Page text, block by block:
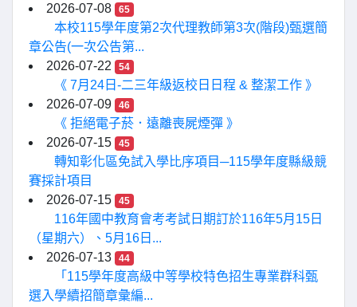
2026-07-08
65
本校115學年度第2次代理教師第3次(階段)甄選簡
章公告(一次公告第...
2026-07-22
54
《 7月24日-二三年級返校日日程 & 整潔工作 》
2026-07-09
46
《 拒絕電子菸．遠離喪屍煙彈 》
2026-07-15
45
轉知彰化區免試入學比序項目─115學年度縣級競
賽採計項目
2026-07-15
45
116年國中教育會考考試日期訂於116年5月15日
（星期六）、5月16日...
2026-07-13
44
「115學年度高級中等學校特色招生專業群科甄
選入學續招簡章彙編...